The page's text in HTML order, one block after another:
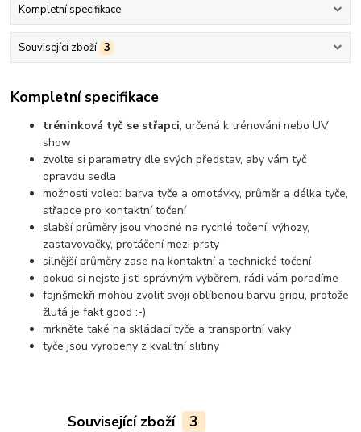
Kompletní specifikace
Související zboží 3
Kompletní specifikace
tréninková tyč se střapci, určená k trénování nebo UV
show
zvolte si parametry dle svých představ, aby vám tyč
opravdu sedla
možnosti voleb: barva tyče a omotávky, průměr a délka tyče,
střapce pro kontaktní točení
slabší průměry jsou vhodné na rychlé točení, výhozy,
zastavovačky, protáčení mezi prsty
silnější průměry zase na kontaktní a technické točení
pokud si nejste jisti správným výběrem, rádi vám poradíme
fajnšmekři mohou zvolit svoji oblíbenou barvu gripu, protože
žlutá je fakt good :-)
mrkněte také na skládací tyče a transportní vaky
tyče jsou vyrobeny z kvalitní slitiny
Související zboží 3